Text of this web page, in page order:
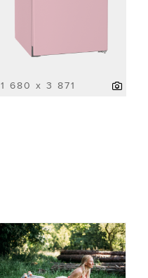
1 680 x 3 871